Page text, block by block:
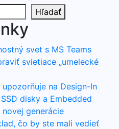
Hľadať
svet s MS Teams
svietiace „umelecké
na Design-In
disky a Embedded
generácie
čo by ste mali vedieť